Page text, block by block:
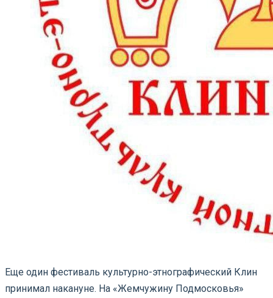
Еще один фестиваль культурно-этнографический Клин
принимал накануне. На «Жемчужину Подмосковья»